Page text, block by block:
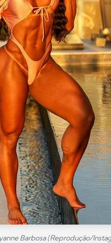
Barbosa (Reprodução/